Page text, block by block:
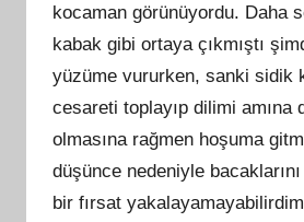
kocaman görünüyordu. Daha
kabak gibi ortaya çıkmıştı
yüzüme vururken, sanki sidik
cesareti toplayıp dilimi amına
olmasına rağmen hoşuma
düşünce nedeniyle
bir fırsat